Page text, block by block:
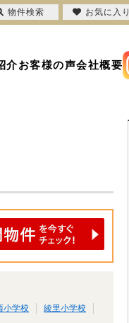
介お客様の声会社概要
小学校 綾里小学校
物件検索 お気に入り